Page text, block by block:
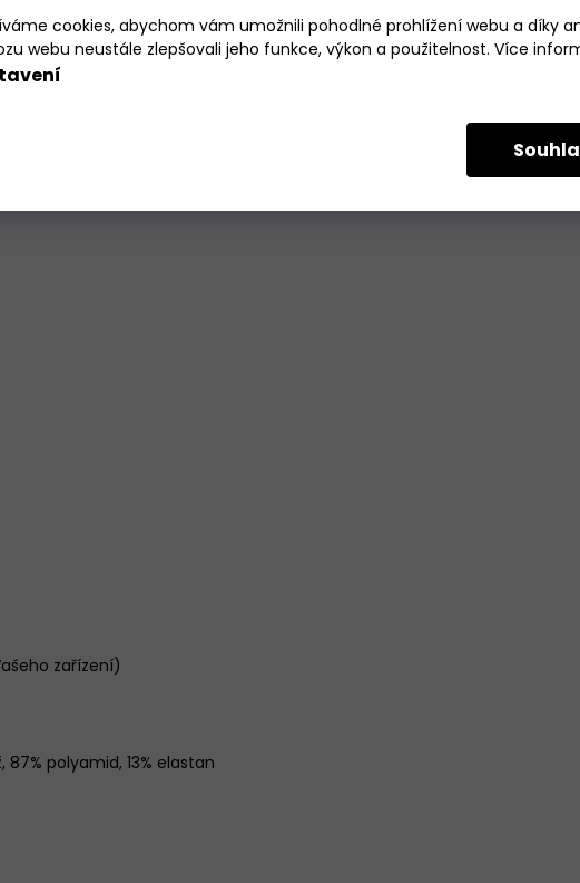
cookies, abychom vám umožnili pohodlné prohlížení webu a díky
webu neustále zlepšovali jeho funkce, výkon a použitelnost. Více
zařízení)
polyamid, 13% elastan